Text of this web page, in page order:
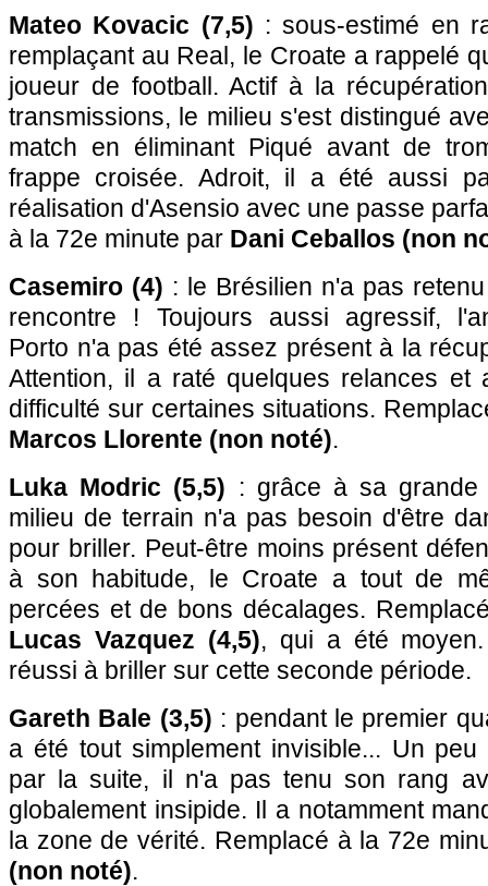
Mateo Kovacic (7,5) : sous-estimé en
remplaçant au Real, le Croate a rappelé
joueur de football. Actif à la
transmissions, le milieu s'est distingué
match en éliminant Piqué avant de
frappe croisée. Adroit, il a été aussi
réalisation d'Asensio avec une passe
à la 72e minute par Dani Ceballos (non
Casemiro (4) : le Brésilien n'a pas
rencontre ! Toujours aussi agressif,
Porto n'a pas été assez présent à la
Attention, il a raté quelques relances et
difficulté sur certaines situations.
Marcos Llorente (non noté).
Luka Modric (5,5) : grâce à sa grande
milieu de terrain n'a pas besoin d'être
pour briller. Peut-être moins présent
à son habitude, le Croate a tout de
percées et de bons décalages.
Lucas Vazquez (4,5), qui a été
réussi à briller sur cette seconde période.
Gareth Bale (3,5) : pendant le premier
a été tout simplement invisible... Un
par la suite, il n'a pas tenu son rang
globalement insipide. Il a notamment
la zone de vérité. Remplacé à la 72e
(non noté).